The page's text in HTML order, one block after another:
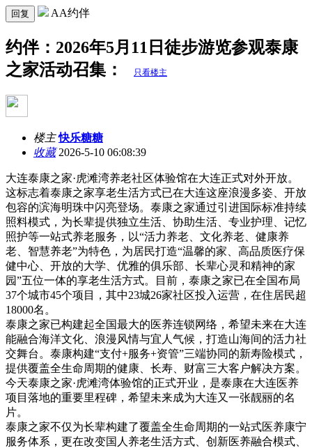
回复 AA约伴
约伴：2026年5月11日徒步游览参观泰康
之家活动召集：
只看楼主
楼主 快乐糖糖
收藏2026-5-10 06:08:39
大连泰康之家·虎滩湾养老社区体验馆在大连正式对外开放。
这标志着泰康之家享老生活方式已在大连这座浪漫多姿、开放
包容的滨海明珠中闪亮登场。泰康之家通过引进国际标准持续
照料模式，为长辈提供独立生活、协助生活、专业护理、记忆
照护等一站式养老服务，以“活力养老、文化养老、健康养
老、智慧养老”为特色，为居民打造“温馨的家、高品质医疗保
健中心、开放的大学、优雅的俱乐部、长辈心灵和精神的家
园”五位一体的享老生活方式。目前，泰康之家已在全国布局
37个城市45个项目，其中23城26家社区投入运营，在住居民超
18000名。
泰康之家已构建起全国最大的医养连锁网络，希望未来在大连
能融合海洋文化、浪漫风情与宜人气候，打造山海间的活力社
交舞台。泰康构建“支付+服务+资管”三端协同的新寿险模式，
提供覆盖全生命周期的健康、长寿、财富三大客户解决方案。
今天泰康之家·虎滩湾体验馆的正式开业，是泰康在大连医养
项目落地的重要里程碑，希望未来成为大连又一张靓丽的名
片。
泰康之家不仅为长辈构建了覆盖全生命周期的一站式医养康宁
服务体系，更在改变国人养老生活方式、创新医养融合模式、